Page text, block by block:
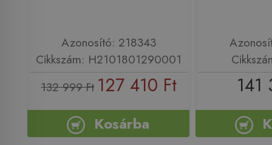
Azonosító: 218343
Cikkszám: H2101801290001
132 999 Ft 127 410 Ft
Kosárba
141